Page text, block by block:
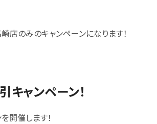
店のみのキャンペーンになります！
ャンペーン！
開催します！